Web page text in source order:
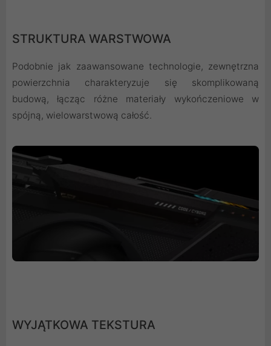
STRUKTURA WARSTWOWA
Podobnie jak zaawansowane technologie, zewnętrzna
powierzchnia charakteryzuje się skomplikowaną
budową, łącząc różne materiały wykończeniowe w
spójną, wielowarstwową całość.
WYJĄTKOWA TEKSTURA